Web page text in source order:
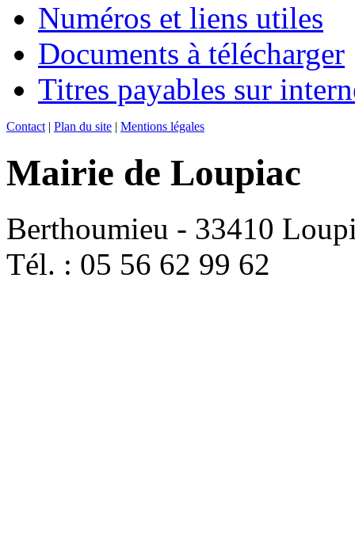
Numéros et liens utiles
Documents à télécharger
Titres payables sur
Contact | Plan du site | Mentions légales
Mairie de Loupiac
Berthoumieu - 33410
Tél. : 05 56 62 99 62